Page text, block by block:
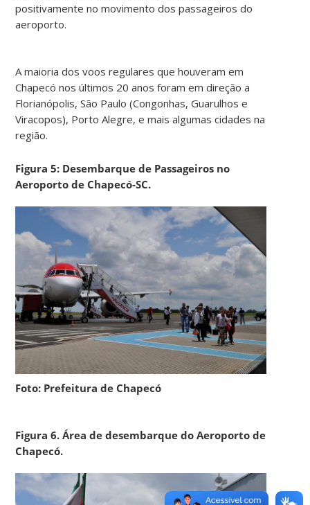
positivamente no movimento dos passageiros do
aeroporto.
A maioria dos voos regulares que houveram em
Chapecó nos últimos 20 anos foram em direção a
Florianópolis, São Paulo (Congonhas, Guarulhos e
Viracopos), Porto Alegre, e mais algumas cidades na
região.
Figura 5: Desembarque de Passageiros no
Aeroporto de Chapecó-SC.
Foto: Prefeitura de Chapecó
Figura 6. Área de desembarque do Aeroporto de
Chapecó.